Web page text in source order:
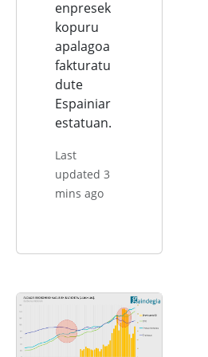
enpresek
kopuru
apalagoa
fakturatu
dute
Espainiar
estatuan.
Last
updated 3
mins ago